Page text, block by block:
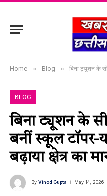
Home » Blog » ​बिना ट्यूशन के
BLOG
​बिना ट्यूशन के
बनीं स्कूल टॉपर-
बढ़ाया क्षेत्र का
By Vinod Gupta May 14, 2026